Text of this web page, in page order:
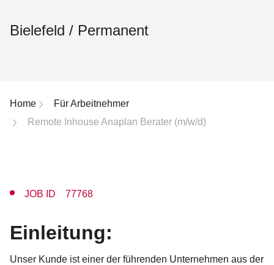
Bielefeld / Permanent
Breadcrumb-Navigation
Home
Für Arbeitnehmer
Remote Inhouse Anaplan Berater (m/w/d)
JOB ID 77768
Einleitung:
Unser Kunde ist einer der führenden Unternehmen aus der